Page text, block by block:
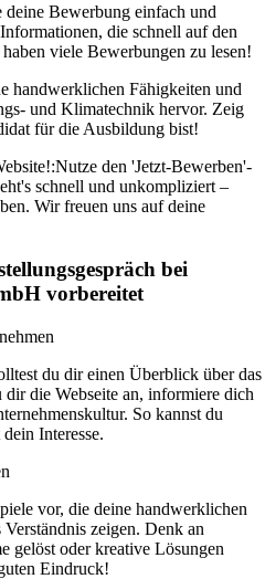
deine Bewerbung einfach und
die schnell auf den
viele Bewerbungen zu lesen!
handwerklichen Fähigkeiten und
und Klimatechnik hervor. Zeig
für die Ausbildung bist!
Nutze den 'Jetzt-Bewerben'-
schnell und unkompliziert –
Wir freuen uns auf deine
bei
vorbereitet
du dir einen Überblick über das
die Webseite an, informiere dich
So kannst du
Interesse.
vor, die deine handwerklichen
zeigen. Denk an
gelöst oder kreative Lösungen
Eindruck!